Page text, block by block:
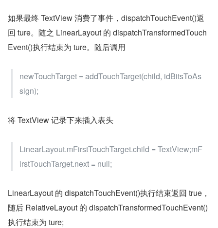
如果最终 TextView 消费了事件，dispatchTouchEvent()返
回 ture。随之 LinearLayout 的 dispatchTransformedTouch
Event()执行结束为 ture。随后调用
newTouchTarget = addTouchTarget(child, idBitsToAs
sign);
将 TextView 记录下来插入表头
LinearLayout.mFirstTouchTarget.child = TextView;mF
irstTouchTarget.next = null;
LinearLayout 的 dispatchTouchEvent()执行结束返回 true，
随后 RelativeLayout 的 dispatchTransformedTouchEvent()
执行结束为 ture;